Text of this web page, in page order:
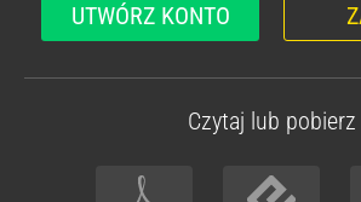
UTWÓRZ KONTO
Czytaj lub pobierz